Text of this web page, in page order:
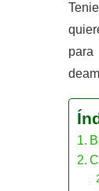
para